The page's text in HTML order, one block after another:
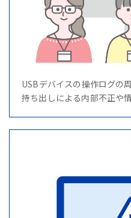
USBデバイスの操作ログの
持ち出しによる内部不正や